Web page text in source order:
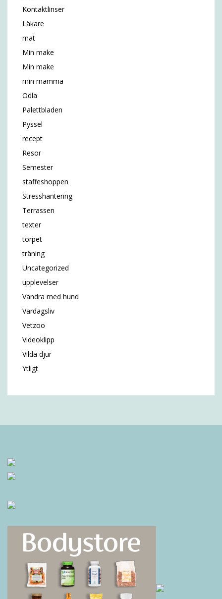
Kontaktlinser
Läkare
mat
Min make
Min make
min mamma
Odla
Palettbladen
Pyssel
recept
Resor
Semester
staffeshoppen
Stresshantering
Terrassen
texter
torpet
träning
Uncategorized
upplevelser
Vandra med hund
Vardagsliv
Vetzoo
Videoklipp
Vilda djur
Ytligt